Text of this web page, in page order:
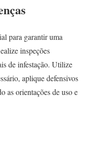
para garantir uma
inspeções
de infestação. Utilize
aplique defensivos
as orientações de uso e